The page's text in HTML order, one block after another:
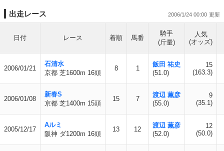
出走レース 2006/1/24 00:00
日付 レース 着順 馬番
騎手
(斤量)
人気
(オッズ)
2006/01/21
石清水
京都 芝1600m 16頭
8 1
飯田 祐史
(51.0)
15
(163.3)
2006/01/08
新春S
京都 芝1400m 15頭
15 7
渡辺 薫彦
(55.0)
9
(35.1)
2005/12/17
Aルミ
阪神 ダ1200m 16頭
13 12
渡辺 薫彦
(52.0)
12
(50.0)